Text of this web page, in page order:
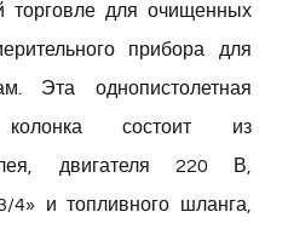
торговле для очищенных
прибора для
Эта однопистолетная
колонка состоит из
двигателя 220 В,
4» и топливного шланга,